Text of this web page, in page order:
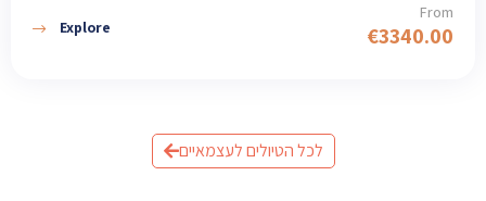
From
€3340.00
Explore
לכל הטיולים לעצמאיים